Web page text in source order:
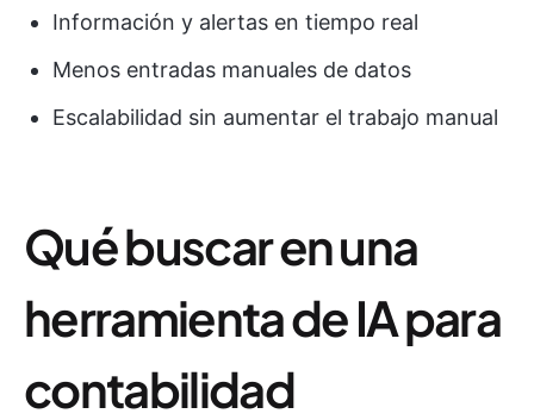
Información y alertas en tiempo real
Menos entradas manuales de datos
Escalabilidad sin aumentar el trabajo manual
Qué buscar en una
herramienta de IA para
contabilidad